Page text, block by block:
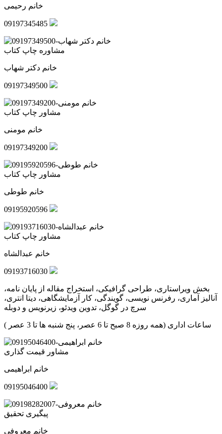
خانم رحیمی
09197345485
مشاوره چاپ کتاب
خانم دکتر شهاب
09197349500
مشاور چاپ کتاب
خانم مومنی
09197349200
مشاور چاپ کتاب
خانم طوطی
09195920596
مشاور چاپ کتاب
خانم عبدالشاه
09193716030
بخش ویراستاری، طراحی گرافیکی، استخراج مقاله از پایان نامه،
آنالیز آماری، رفرنس نویسی، گویندگی، کار آزمایشگاهی، دیتا انتری،
سرچ در گوگل، تدوین ویدئو، زیرنویس و دوبله
ساعات اداری (همه روزه 8 صبح تا 6 عصر، پنج شنبه ها تا 3 عصر )
مشاور قیمت گذاری
خانم ابراهیمی
09195046400
پیگیری تحقیق
خانم معروفی